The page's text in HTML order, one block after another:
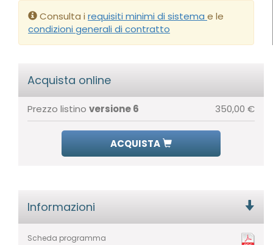
Consulta i requisiti minimi di sistema e le
condizioni generali di contratto
Acquista online
Prezzo listino versione 6 350,00 €
ACQUISTA
Informazioni
Scheda programma